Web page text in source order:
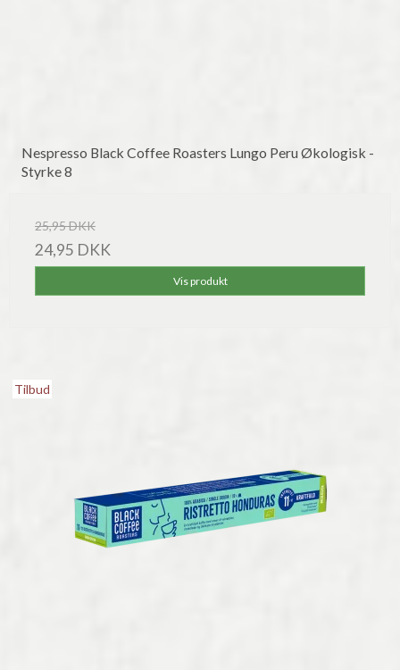
Nespresso Black Coffee Roasters Lungo Peru Økologisk -
Styrke 8
25,95 DKK
24,95 DKK
Vis produkt
Tilbud